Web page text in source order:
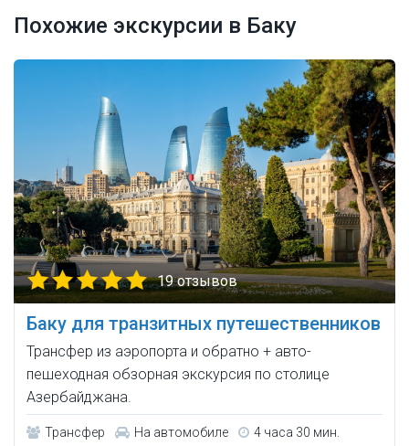
Похожие экскурсии в Баку
19 отзывов
Баку для транзитных путешественников
Трансфер из аэропорта и обратно + авто-
пешеходная обзорная экскурсия по столице
Азербайджана.
Трансфер На автомобиле 4 часа 30 мин.